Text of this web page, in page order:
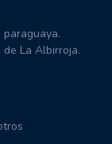
La Albirroja.